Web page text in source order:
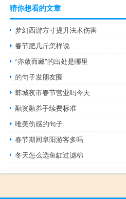
猜你想看的文章
梦幻西游方寸提升法术伤害
春节肥几斤怎样说
“亦敛而藏”的出处是哪里
的句子发朋友圈
韩城夜市春节营业吗今天
融资融券手续费标准
唯美伤感的句子
春节期间阜阳游客多吗
冬天怎么选鱼缸过滤棉